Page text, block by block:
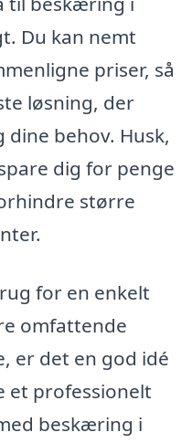
Du kan nemt
priser, så
løsning, der
behov. Husk,
dig for penge
større
for en enkelt
omfattende
er det en god idé
et professionelt
beskæring i